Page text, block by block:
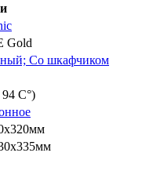
Gold
Со шкафчиком
C°)